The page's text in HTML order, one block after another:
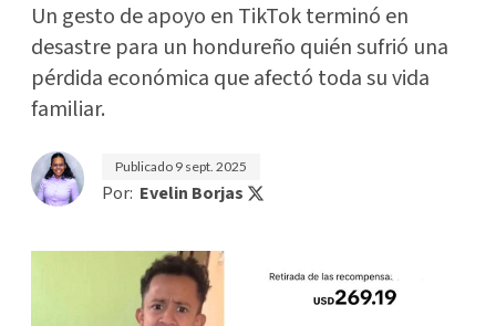
Un gesto de apoyo en TikTok terminó en
desastre para un hondureño quién sufrió una
pérdida económica que afectó toda su vida
familiar.
Publicado 9 sept. 2025
Por: Evelin Borjas